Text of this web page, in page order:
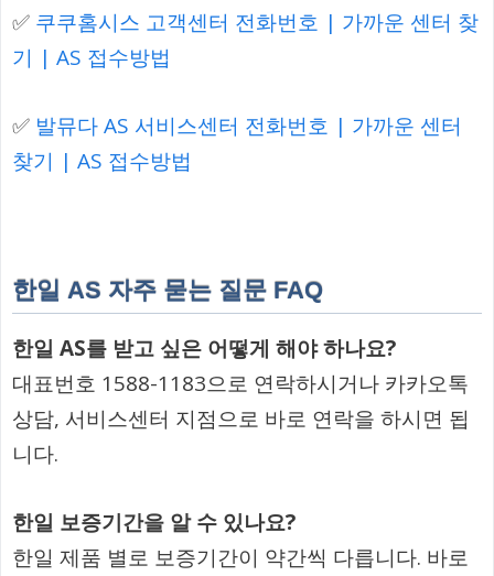
✅ 쿠쿠홈시스 고객센터 전화번호 | 가까운 센터 찾
기 | AS 접수방법
✅ 발뮤다 AS 서비스센터 전화번호 | 가까운 센터
찾기 | AS 접수방법
한일 AS 자주 묻는 질문 FAQ
한일 AS를 받고 싶은 어떻게 해야 하나요?
대표번호 1588-1183으로 연락하시거나 카카오톡
상담, 서비스센터 지점으로 바로 연락을 하시면 됩
니다.
한일 보증기간을 알 수 있나요?
한일 제품 별로 보증기간이 약간씩 다릅니다. 바로